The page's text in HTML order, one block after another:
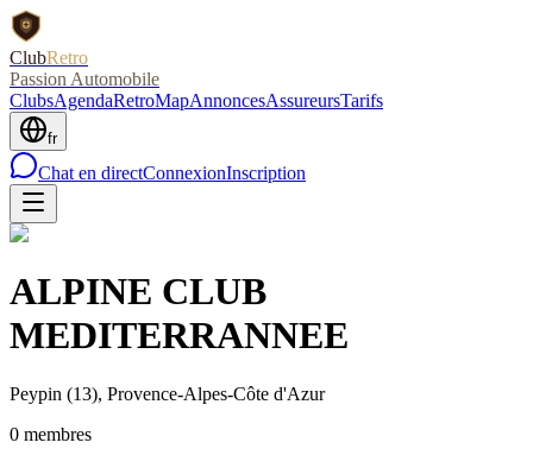
ClubRetro
Passion Automobile
ClubsAgendaRetroMapAnnoncesAssureursTarifs
fr
Chat en directConnexionInscription
ALPINE CLUB
MEDITERRANNEE
Peypin (13), Provence-Alpes-Côte d'Azur
0 membres